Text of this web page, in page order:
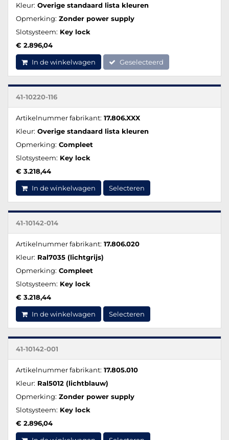
Kleur: Overige standaard lista kleuren
Opmerking: Zonder power supply
Slotsysteem: Key lock
€ 2.896,04
In de winkelwagen Geselecteerd
41-10220-116
Artikelnummer fabrikant: 17.806.XXX
Kleur: Overige standaard lista kleuren
Opmerking: Compleet
Slotsysteem: Key lock
€ 3.218,44
In de winkelwagen Selecteren
41-10142-014
Artikelnummer fabrikant: 17.806.020
Kleur: Ral7035 (lichtgrijs)
Opmerking: Compleet
Slotsysteem: Key lock
€ 3.218,44
In de winkelwagen Selecteren
41-10142-001
Artikelnummer fabrikant: 17.805.010
Kleur: Ral5012 (lichtblauw)
Opmerking: Zonder power supply
Slotsysteem: Key lock
€ 2.896,04